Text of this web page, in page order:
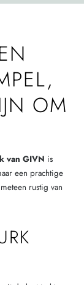
OM
van GIVN is
een prachtige
rustig van